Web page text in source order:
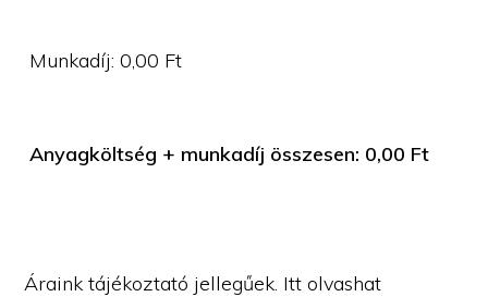
Munkadíj:0,00 Ft
Anyagköltség + munkadíj összesen: 0,00 Ft
Áraink tájékoztató jellegűek. Itt olvashat